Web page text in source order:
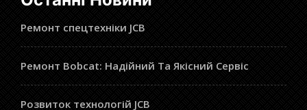
Ремонт спецтехніки JCB
Ремонт Bobcat: Надійний Та Якісний Сервіс
Розвиток технологій JCB